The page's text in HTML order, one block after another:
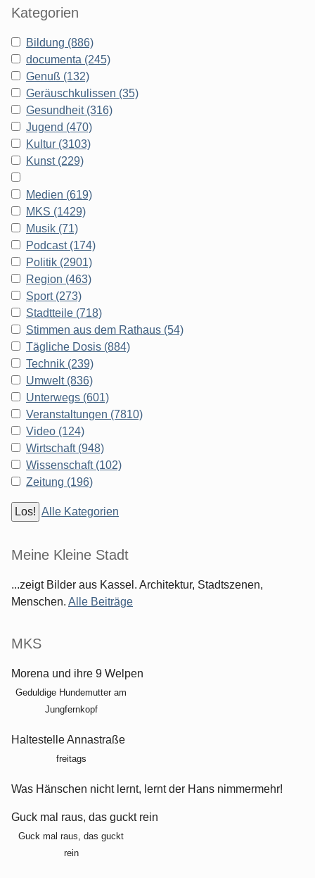
Kategorien
Bildung (886)
documenta (245)
Genuß (132)
Geräuschkulissen (35)
Gesundheit (316)
Jugend (470)
Kultur (3103)
Kunst (229)
Medien (619)
MKS (1429)
Musik (71)
Podcast (174)
Politik (2901)
Region (463)
Sport (273)
Stadtteile (718)
Stimmen aus dem Rathaus (54)
Tägliche Dosis (884)
Technik (239)
Umwelt (836)
Unterwegs (601)
Veranstaltungen (7810)
Video (124)
Wirtschaft (948)
Wissenschaft (102)
Zeitung (196)
Alle Kategorien
Meine Kleine Stadt
...zeigt Bilder aus Kassel. Architektur, Stadtszenen,
Menschen. Alle Beiträge
MKS
Morena und ihre 9 Welpen
Geduldige Hundemutter am
Jungfernkopf
Haltestelle Annastraße
freitags
Was Hänschen nicht lernt, lernt der Hans nimmermehr!
Guck mal raus, das guckt rein
Guck mal raus, das guckt
rein